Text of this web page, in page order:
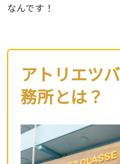
なんです！
アトリエツ
務所とは？